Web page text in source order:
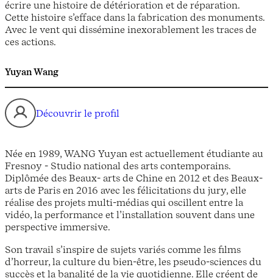
écrire une histoire de détérioration et de réparation.
Cette histoire s’efface dans la fabrication des monuments.
Avec le vent qui dissémine inexorablement les traces de
ces actions.
Yuyan Wang
Découvrir le profil
Née en 1989, WANG Yuyan est actuellement étudiante au
Fresnoy - Studio national des arts contemporains.
Diplômée des Beaux- arts de Chine en 2012 et des Beaux-
arts de Paris en 2016 avec les félicitations du jury, elle
réalise des projets multi-médias qui oscillent entre la
vidéo, la performance et l’installation souvent dans une
perspective immersive.
Son travail s’inspire de sujets variés comme les films
d’horreur, la culture du bien-être, les pseudo-sciences du
succès et la banalité de la vie quotidienne. Elle créent de